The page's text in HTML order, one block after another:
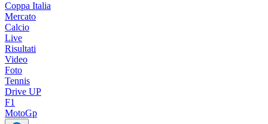
Coppa Italia
Mercato
Calcio
Live
Risultati
Video
Foto
Tennis
Drive UP
F1
MotoGp